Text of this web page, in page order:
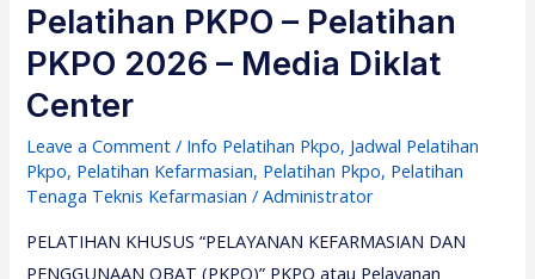
Pelatihan PKPO – Pelatihan
PKPO 2026 – Media Diklat
Center
Leave a Comment / Info Pelatihan Pkpo, Jadwal Pelatihan
Pkpo, Pelatihan Kefarmasian, Pelatihan Pkpo, Pelatihan
Tenaga Teknis Kefarmasian /Administrator
PELATIHAN KHUSUS “PELAYANAN KEFARMASIAN DAN
PENGGUNAAN OBAT (PKPO)” PKPO atau Pelayanan